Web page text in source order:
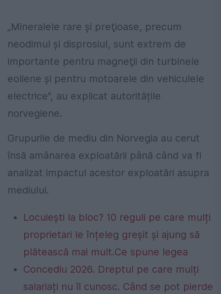
„Mineralele rare şi preţioase, precum
neodimul şi disprosiul, sunt extrem de
importante pentru magneţii din turbinele
eoliene şi pentru motoarele din vehiculele
electrice", au explicat autoritățile
norvegiene.
Grupurile de mediu din Norvegia au cerut
însă amânarea exploatării până când va fi
analizat impactul acestor exploatări asupra
mediului.
Locuiești la bloc? 10 reguli pe care mulți
proprietari le înțeleg greșit și ajung să
plătească mai mult.Ce spune legea
Concediu 2026. Dreptul pe care mulți
salariați nu îl cunosc. Când se pot pierde